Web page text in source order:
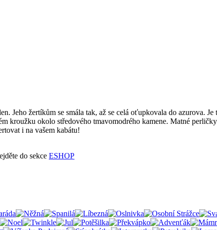
Jeho žertíkům se smála tak, až se celá oťupkovala do azurova.
kroužku okolo středového tmavomodrého kamene. Matné
i na vašem kabátu!
do sekce ESHOP